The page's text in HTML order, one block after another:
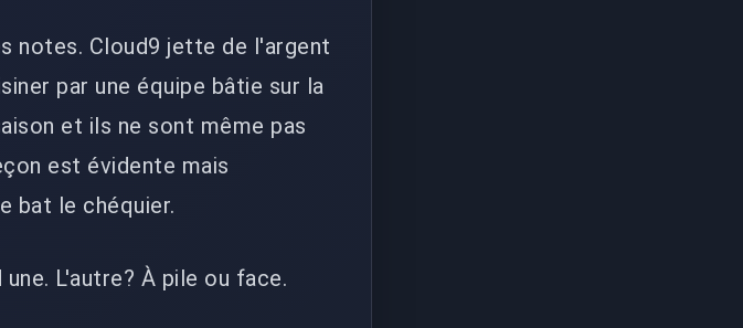
notes. Cloud9 jette de l'argent
par une équipe bâtie sur la
et ils ne sont même pas
est évidente mais
bat le chéquier.
L'autre? À pile ou face.